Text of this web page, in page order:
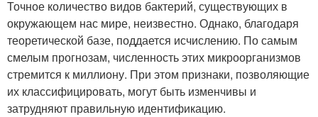
Точное количество видов бактерий, существующих в
окружающем нас мире, неизвестно. Однако, благодаря
теоретической базе, поддается исчислению. По самым
смелым прогнозам, численность этих микроорганизмов
стремится к миллиону. При этом признаки, позволяющие
их классифицировать, могут быть изменчивы и
затрудняют правильную идентификацию.